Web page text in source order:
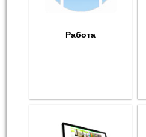
Работа